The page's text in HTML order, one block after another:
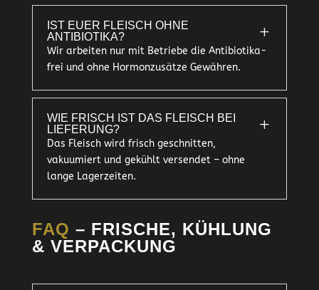
IST EUER FLEISCH OHNE
ANTIBIOTIKA?
L
Wir arbeiten nur mit Betriebe die Antibiotika-
frei und ohne Hormonzusätze Gewähren.
WIE FRISCH IST DAS FLEISCH BEI
LIEFERUNG?
L
Das Fleisch wird frisch geschnitten,
vakuumiert und gekühlt versendet – ohne
lange Lagerzeiten.
FAQ – FRISCHE, KÜHLUNG
& VERPACKUNG